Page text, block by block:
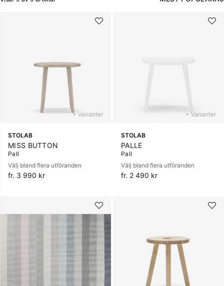
+ Varianter
STOLAB
MISS BUTTON
Pall
Välj bland flera utföranden
fr. 3 990 kr
+ Varianter
STOLAB
PALLE
Pall
Välj bland flera utföranden
fr. 2 490 kr